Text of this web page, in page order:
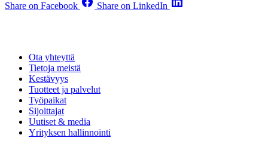
Share on Facebook
Share on LinkedIn
Ota yhteyttä
Tietoja meistä
Kestävyys
Tuotteet ja palvelut
Työpaikat
Sijoittajat
Uutiset & media
Yrityksen hallinnointi